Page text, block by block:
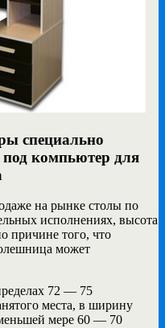
специально
под компьютер для
на рынке столы по
исполнениях, высота
причине того, что
может
72 — 75
места, в ширину
мере 60 — 70